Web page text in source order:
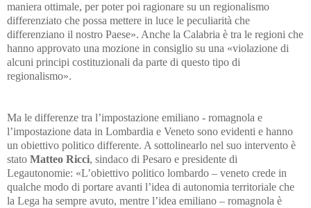
maniera ottimale, per poter poi ragionare su un regionalismo
differenziato che possa mettere in luce le peculiarità che
differenziano il nostro Paese». Anche la Calabria è tra le regioni che
hanno approvato una mozione in consiglio su una «violazione di
alcuni principi costituzionali da parte di questo tipo di
regionalismo».
Ma le differenze tra l’impostazione emiliano - romagnola e
l’impostazione data in Lombardia e Veneto sono evidenti e hanno
un obiettivo politico differente. A sottolinearlo nel suo intervento è
stato Matteo Ricci, sindaco di Pesaro e presidente di
Legautonomie: «L’obiettivo politico lombardo – veneto crede in
qualche modo di portare avanti l’idea di autonomia territoriale che
la Lega ha sempre avuto, mentre l’idea emiliano – romagnola è